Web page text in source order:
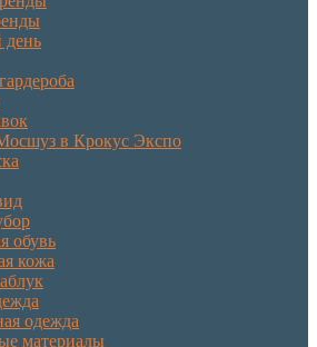
в Крокус Экспо
обувь
кожа
одежда
материалы